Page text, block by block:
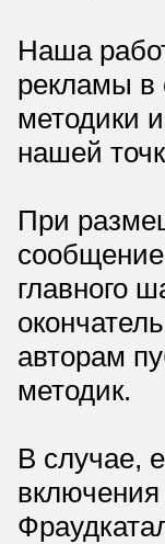
Наша
рекламы в
методики
нашей
При
сообщение
главного
авторам
методик.
В случае,